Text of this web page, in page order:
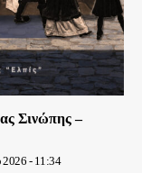
Σινώπης –
2026 - 11:34